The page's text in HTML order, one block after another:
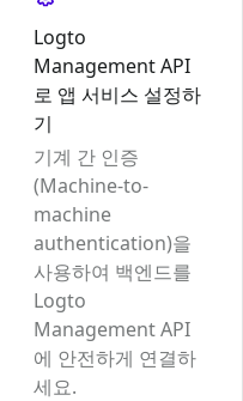
Logto
Management API
로 앱 서비스 설정하
기
기계 간 인증
(Machine-to-
machine
authentication)을
사용하여 백엔드를
Logto
Management API
에 안전하게 연결하
세요.